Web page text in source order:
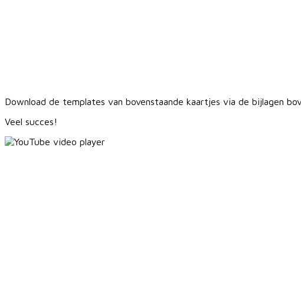
Download de templates van bovenstaande kaartjes via de bijlagen
Veel succes!